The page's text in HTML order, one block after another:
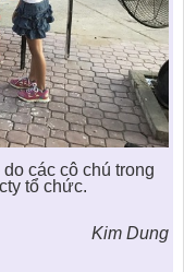
các cô chú trong
tổ chức.
Kim Dung